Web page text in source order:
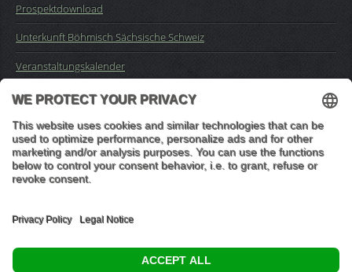
Prospektdownload
Unterkunft Böhmisch Sächsische Schweiz
Veranstaltungskalender
Impressum
Buchungsanfrage
"In den Wäldern sind Dinge, über die nachzudenken man jahrelang
im Moos liegen könnte." (Franz Kafka)